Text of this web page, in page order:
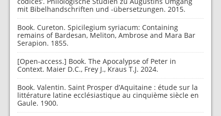
mit Bibelhandschriften und -übersetzungen. 2015.
Book. Cureton. Spicilegium syriacum: Containing
remains of Bardesan, Meliton, Ambrose and Mara Bar
Serapion. 1855.
[Open-access.] Book. The Apocalypse of Peter in
Context. Maier D.C., Frey J., Kraus T.J. 2024.
Book. Valentin. Saint Prosper d’Aquitaine : étude sur la
littérature latine ecclésiastique au cinquième siècle en
Gaule. 1900.